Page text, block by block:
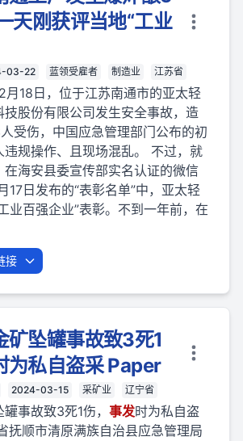
天刚获评当地“工业
03-22 蓝领受雇者 制造业 江苏省
18日，位于江苏南通市的亚太轻
技股份有限公司发生安全事故，造
受伤，中国应急管理部门公布的初
违规操作、且现场混乱。 不过，就
在海安县委宣传部实名认证的微信
17日发布的“表彰名单”中，亚太轻
业百强企业”表彰。不到一年前，在
接
矿坠罐事故致3死1
为私自盗采 Paper
2024-03-15 采矿业 辽宁省
事故致3死1伤， 事发时为私自盗
抚顺市清原满族自治县应急管理局